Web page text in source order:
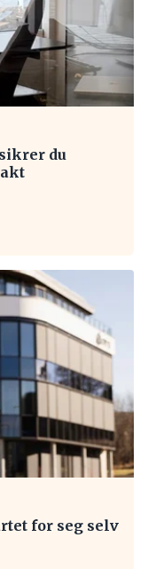
du
for seg selv